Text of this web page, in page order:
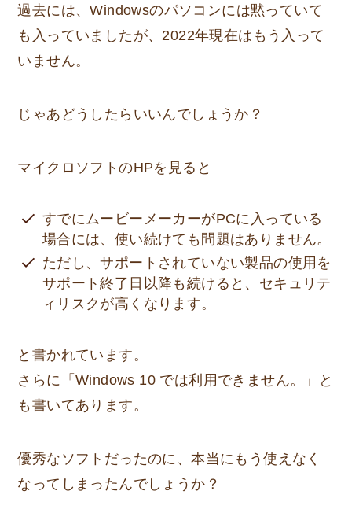
過去には、Windowsのパソコンには黙っていて
も入っていましたが、2022年現在はもう入って
いません。
じゃあどうしたらいいんでしょうか？
マイクロソフトのHPを見ると
すでにムービーメーカーがPCに入っている
場合には、使い続けても問題はありません。
ただし、サポートされていない製品の使用を
サポート終了日以降も続けると、セキュリテ
ィリスクが高くなります。
と書かれています。
さらに「Windows 10 では利用できません。」と
も書いてあります。
優秀なソフトだったのに、本当にもう使えなく
なってしまったんでしょうか？